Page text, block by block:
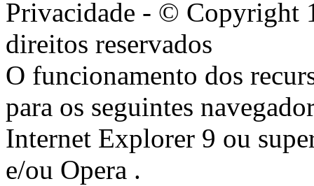
Privacidade - © Copyright
direitos reservados
O funcionamento dos
para os seguintes
Internet Explorer 9 ou
e/ou Opera .